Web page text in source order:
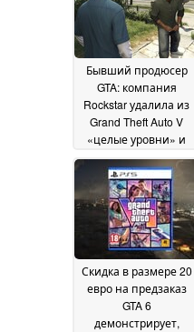
Бывший продюсер
GTA: компания
Rockstar удалила из
Grand Theft Auto V
«целые уровни» и
«полностью готовые
мини-игры»18 July
2026
Скидка в размере 20
евро на предзаказ
GTA 6
демонстрирует,